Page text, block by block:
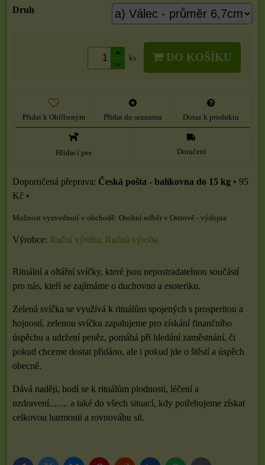
Druh
ks DO KOŠÍKU
Přidat k Oblíbeným Přidat do seznamu Dotaz k produktu
Hlídací pes Doručení
Česká pošta - balíkovna do 15 kg • 95
Kč •
Osobní odběr v Ostrově - výdejna
Výrobce: Ruční výroba, Ručná výroba
Rituální a oltářní svíčky, které jsou nepostradatelnou součástí
pro nás, kteří se zajímáme o duchovno a esoteriku.
Zelená svíčka se využívá k rituálům spojených s prosperitou a
hojností, zelenou svíčku zapalujeme pro získání finančního
úspěchu a udržení peněz, pomáhá při hledání zaměstnání, či
pokud chceme dostat přidáno, ale i pokud jde o štěstí a úspěch
obecně.
Dává naději, hodí se k rituálům plodnosti, léčení a
uzdravení........ a také do všech situací, kdy potřebujeme získat
celkovou harmonii a rovnováhu sil.